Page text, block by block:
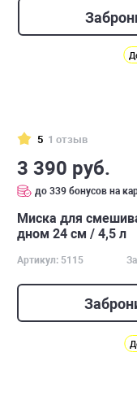
5 1 отзыв
3 390 руб.
до 339 бонусов на
Миска для
дном 24 см / 4,5 л
Артикул: 5115